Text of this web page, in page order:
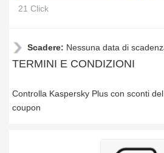
21 Click
Scadere: Nessuna data di
TERMINI E CONDIZIONI
Controlla Kaspersky Plus con sconti
coupon